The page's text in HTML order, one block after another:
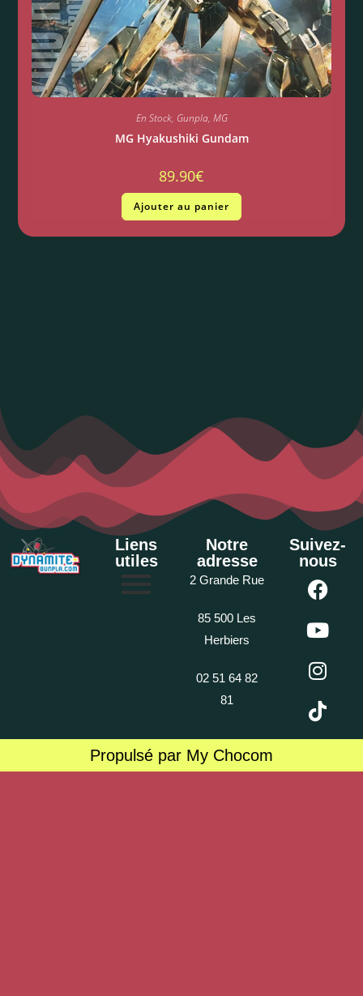
En Stock, Gunpla, MG
MG Hyakushiki Gundam
89.90€
Ajouter au panier
Liens
utiles
Notre
adresse
2 Grande Rue
85 500 Les
Herbiers
02 51 64 82
81
Suivez-
nous
Propulsé par My Chocom